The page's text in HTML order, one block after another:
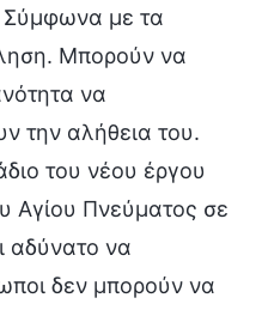
Σύμφωνα με τα
Μπορούν να
να
την αλήθεια του.
του νέου έργου
Αγίου Πνεύματος σε
αδύνατο να
δεν μπορούν να